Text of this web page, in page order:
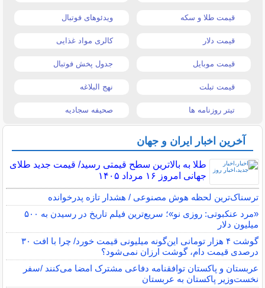
قیمت طلا و سکه ویدئوهای فوتبال
قیمت دلار کالری مواد غذایی
قیمت موبایل جدول پخش فوتبال
قیمت تبلت نهج البلاغه
تیتر روزنامه ها صحیفه سجادیه
آخرین اخبار ایران و جهان
طلا به بالاترین سطح قیمتی رسید/ قیمت جدید طلای
جهانی امروز ۱۶ مرداد ۱۴۰۵
ترسناک‌ترین لحظه هوش مصنوعی / هشدار تازه پدرخوانده
«مرد عنکبوتی: روزی نو»؛ سریع‌ترین فیلم تاریخ در رسیدن به ۵۰۰
میلیون دلار
گوشت ۴ هزار تومانی این‌گونه میلیونی قیمت خورد/ چرا با افت ۳۰
درصدی قیمت دام، گوشت ارزان نمی‌شود؟
عربستان و پاکستان توافقنامه دفاعی مشترک امضا می‌کنند /سفر
نخست‌وزیر پاکستان به عربستان